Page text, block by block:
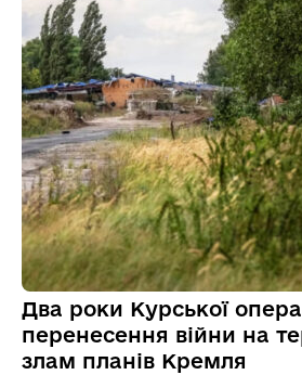
Два роки Курської
перенесення війни на
злам планів Кремля